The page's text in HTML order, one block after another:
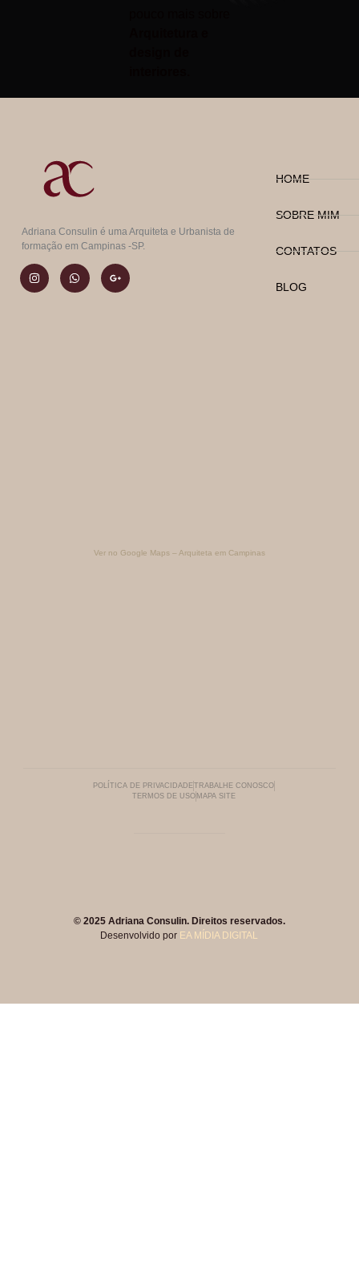
Adriana Consulin é uma Arquiteta e Urbanista de
formação em Campinas -SP.
HOME
SOBRE MIM
CONTATOS
BLOG
Ver no Google Maps – Arquiteta em Campinas
POLÍTICA DE PRIVACIDADE TRABALHE CONOSCO
TERMOS DE USO MAPA SITE
© 2025 Adriana Consulin. Direitos reservados.
Desenvolvido por EA MÍDIA DIGITAL